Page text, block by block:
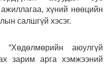
хүний нөөцийн
салшгүй хэсэг.
аюулгүй
зарим арга хэмжээний